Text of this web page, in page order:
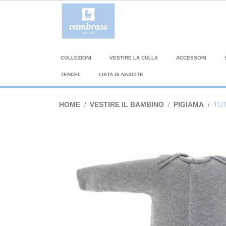
COLLEZIONI VESTIRE LA CULLA ACCESSORI
TENCEL LISTA DI NASCITE
HOME VESTIRE IL BAMBINO PIGIAMA